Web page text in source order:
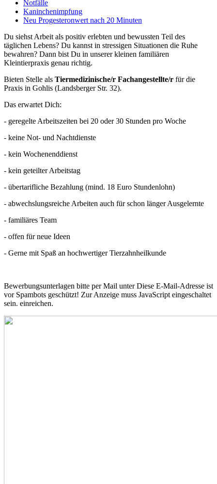
Notfälle
Kaninchenimpfung
Neu Progesteronwert nach 20 Minuten
Du siehst Arbeit als positiv erlebten und bewussten Teil des
täglichen Lebens? Du kannst in stressigen Situationen die Ruhe
bewahren? Dann bist Du in unserer kleinen familiären
Kleintierpraxis genau richtig.
Bieten Stelle als Tiermedizinische/r Fachangestellte/r für die
Praxis in Gohlis (Landsberger Str. 32).
Das erwartet Dich:
- geregelte Arbeitszeiten bei 20 oder 30 Stunden pro Woche
- keine Not- und Nachtdienste
- kein Wochenenddienst
- kein geteilter Arbeitstag
- übertarifliche Bezahlung (mind. 18 Euro Stundenlohn)
- abwechslungsreiche Arbeiten auch für schon länger Ausgelernte
- familiäres Team
- offen für neue Ideen
- Gerne mit Spaß an hochwertiger Tierzahnheilkunde
Bewerbungsunterlagen bitte per Mail unterDiese E-Mail-Adresse ist
vor Spambots geschützt! Zur Anzeige muss JavaScript eingeschaltet
sein. einreichen.